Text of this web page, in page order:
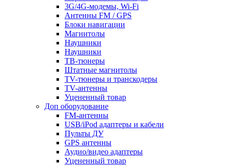
3G/4G-модемы, Wi-Fi
Антенны FM / GPS
Блоки навигации
Магнитолы
Наушники
Наушники
ТВ-тюнеры
Штатные магнитолы
TV-тюнеры и транскодеры
TV-антенны
Уцененный товар
Доп оборудование
FM-антенны
USB/iPod адаптеры и кабели
Пульты ДУ
GPS антенны
Аудио/видео адаптеры
Уцененный товар